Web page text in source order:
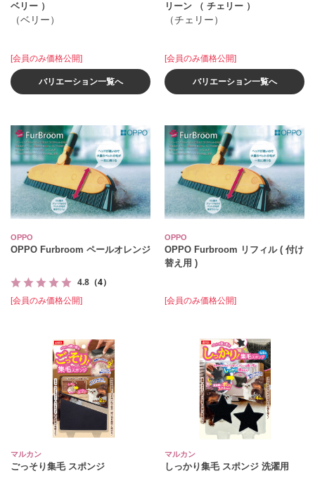
ベリー ）
（ベリー）
[会員のみ価格公開]
バリエーション一覧へ
リーン （ チェリー ）
（チェリー）
[会員のみ価格公開]
バリエーション一覧へ
OPPO
OPPO Furbroom ペールオレンジ
4.8 （4）
[会員のみ価格公開]
OPPO
OPPO Furbroom リフィル ( 付け
替え用 )
[会員のみ価格公開]
マルカン
ごっそり集毛 スポンジ
マルカン
しっかり集毛 スポンジ 洗濯用